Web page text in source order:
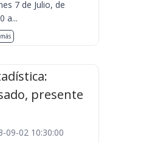
7 de Julio, de
a...
presente
09-02 10:30:00